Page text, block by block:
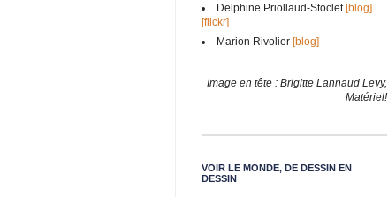
Delphine Priollaud-Stoclet[blog]
[flickr]
Marion Rivolier [blog]
Image en tête : Brigitte Lannaud Levy,
Matériel!
VOIR LE MONDE, DE DESSIN EN
DESSIN